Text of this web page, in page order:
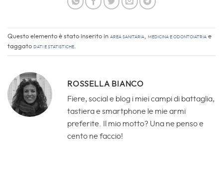
Questo elemento è stato inserito in Area sanitaria, Medicina e Odontoiatria e
taggato Dati e Statistiche.
ROSSELLA BIANCO
Fiere, social e blog i miei campi di battaglia,
tastiera e smartphone le mie armi
preferite. Il mio motto? Una ne penso e
cento ne faccio!